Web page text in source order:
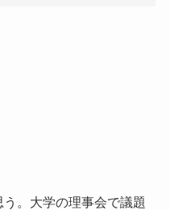
。大学の理事会で議題